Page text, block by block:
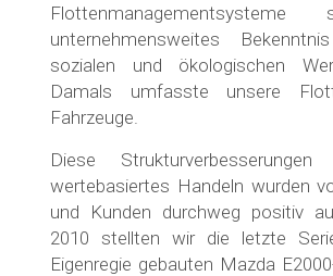
unternehmensweites
sozialen und ökologischen
Damals umfasste unsere
Fahrzeuge.
Diese
wertebasiertes Handeln wurden
und Kunden durchweg positiv
2010 stellten wir die letzte
Eigenregie gebauten Mazda